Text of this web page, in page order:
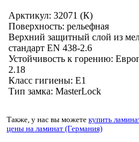
Арктикул: 32071 (К)
Поверхность: рельефная
Верхний защитный слой из
стандарт EN 438-2.6
Устойчивость к горению:
2.18
Класс гигиены: Е1
Тип замка: MasterLock
Также, у нас вы можете купить
цены на ламинат (Германия)